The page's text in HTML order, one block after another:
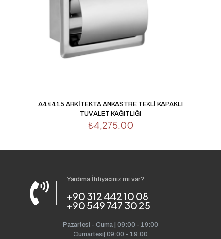
A44415 ARKİTEKTA ANKASTRE TEKLİ KAPAKLI
TUVALET KAĞITLIĞI
₺4,275.00
Yardıma İhtiyacınız mı var?
+90 312 442 10 08
+90 549 747 30 25
Pazartesi - Cuma | 09:00 - 19:00
Cumartesi| 09:00 - 19:00